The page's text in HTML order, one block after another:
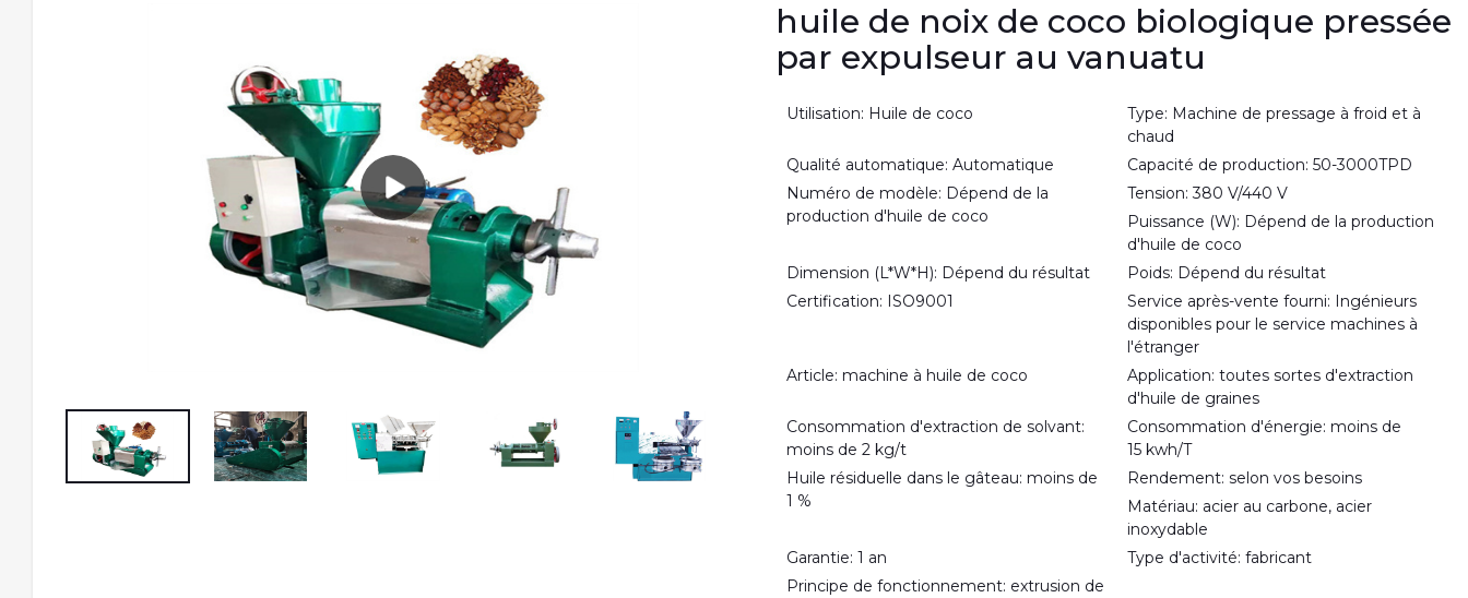
huile de noix de coco biologique pressée
par expulseur au vanuatu
Utilisation: Huile de coco
Type: Machine de pressage à froid et à
chaud
Qualité automatique: Automatique
Capacité de production: 50-3000TPD
Numéro de modèle: Dépend de la
production d'huile de coco
Tension: 380 V/440 V
Puissance (W): Dépend de la production
d'huile de coco
Dimension (L*W*H): Dépend du résultat
Poids: Dépend du résultat
Certification: ISO9001
Service après-vente fourni: Ingénieurs
disponibles pour le service machines à
l'étranger
Article: machine à huile de coco
Application: toutes sortes d'extraction
d'huile de graines
Consommation d'extraction de solvant:
moins de 2 kg/t
Consommation d'énergie: moins de
15 kwh/T
Huile résiduelle dans le gâteau: moins de
1 %
Rendement: selon vos besoins
Matériau: acier au carbone, acier
inoxydable
Garantie: 1 an
Type d'activité: fabricant
Principe de fonctionnement: extrusion de